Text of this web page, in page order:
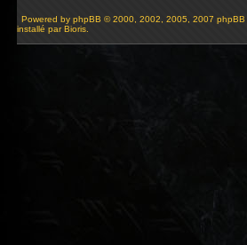
Powered by phpBB © 2000, 2002, 2005, 2007 phpBB
installé par Bioris.